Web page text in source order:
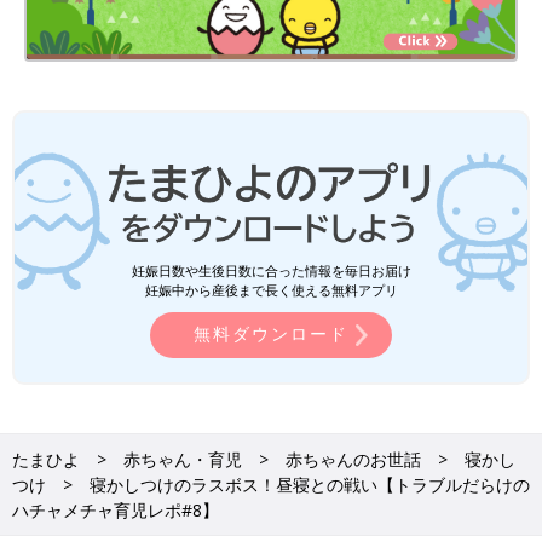
妊娠日数や生後日数に合った情報を毎日お届け
妊娠中から産後まで長く使える無料アプリ
無料ダウンロード
たまひよ 赤ちゃん・育児 赤ちゃんのお世話
寝かし
つけ
寝かしつけのラスボス！昼寝との戦い【トラブルだらけの
ハチャメチャ育児レポ#8】